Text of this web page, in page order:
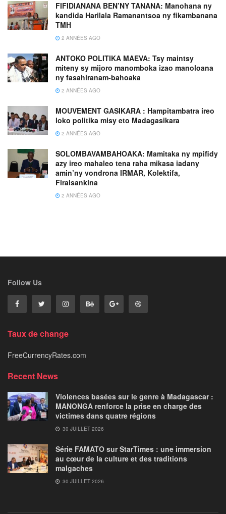
FIFIDIANANA BEN’NY TANANA: Manohana ny
kandida Harilala Ramanantsoa ny fikambanana
TMH
2 ANNÉES AGO
ANTOKO POLITIKA MAEVA: Tsy maintsy
miteny sy mijoro manomboka izao manoloana
ny fasahiranam-bahoaka
2 ANNÉES AGO
MOUVEMENT GASIKARA : Hampitambatra ireo
loko politika misy eto Madagasikara
2 ANNÉES AGO
SOLOMBAVAMBAHOAKA: Mamitaka ny mpifidy
azy ireo mahaleo tena raha mikasa iadany
amin’ny vondrona IRMAR, Kolektifa,
Firaisankina
2 ANNÉES AGO
Follow Us
Taux de change
FreeCurrencyRates.com
Recent News
Violences basées sur le genre à Madagascar :
MANONGA renforce la prise en charge des
victimes dans quatre régions
30 JUILLET 2026
Série FAMATO sur StarTimes : une immersion
au cœur de la culture et des traditions
malgaches
30 JUILLET 2026